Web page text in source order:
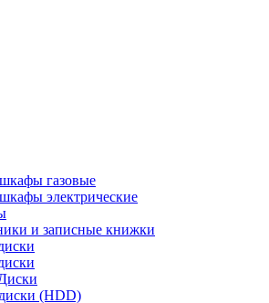
газовые
электрические
и записные книжки
(HDD)